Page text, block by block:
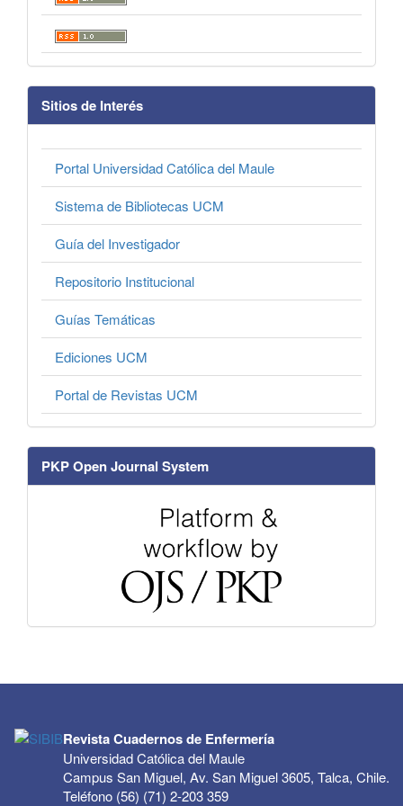
Sitios de Interés
Portal Universidad Católica del Maule
Sistema de Bibliotecas UCM
Guía del Investigador
Repositorio Institucional
Guías Temáticas
Ediciones UCM
Portal de Revistas UCM
PKP Open Journal System
Revista Cuadernos de Enfermería
Universidad Católica del Maule
Campus San Miguel, Av. San Miguel 3605, Talca, Chile.
Teléfono (56) (71) 2-203 359